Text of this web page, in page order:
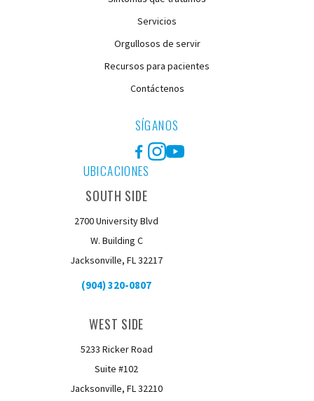
Servicios
Orgullosos de servir
Recursos para pacientes
Contáctenos
SÍGANOS
Facebook
Instagram
YouTube
UBICACIONES
SOUTH SIDE
2700 University Blvd
W. Building C
Jacksonville, FL 32217
(904) 320-0807
WEST SIDE
5233 Ricker Road
Suite #102
Jacksonville, FL 32210